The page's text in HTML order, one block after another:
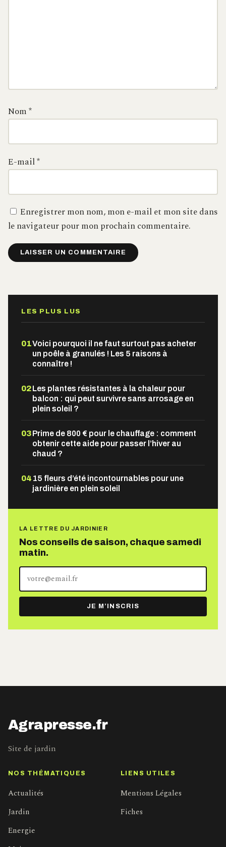
Nom*
E-mail*
Enregistrer mon nom, mon e-mail et mon site dans
le navigateur pour mon prochain commentaire.
LES PLUS LUS
01Voici pourquoi il ne faut surtout pas acheter
un poêle à granulés ! Les 5 raisons à
connaître !
02Les plantes résistantes à la chaleur pour
balcon : qui peut survivre sans arrosage en
plein soleil ?
03Prime de 800 € pour le chauffage : comment
obtenir cette aide pour passer l’hiver au
chaud ?
04 15 fleurs d’été incontournables pour une
jardinière en plein soleil
LA LETTRE DU JARDINIER
Nos conseils de saison, chaque samedi
matin.
Votre
adresse
e-
mail
JE M’INSCRIS
Agrapresse.fr
Site de jardin
NOS THÉMATIQUES
Actualités
Jardin
Energie
LIENS UTILES
Mentions Légales
Fiches